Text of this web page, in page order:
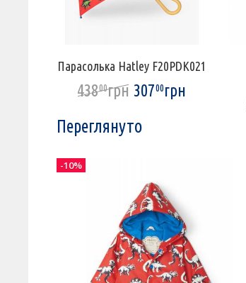
Парасолька Hatley F20PDK021
43800грн 30700грн
Переглянуто
-10%